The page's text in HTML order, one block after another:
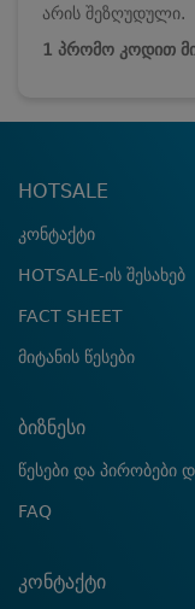
არის შეზღუდული.
1 პრომო კოდით
HOTSALE
კონტაქტი
HOTSALE-ის შესახებ
FACT SHEET
მიტანის წესები
ბიზნესი
წესები და
FAQ
კონტაქტი